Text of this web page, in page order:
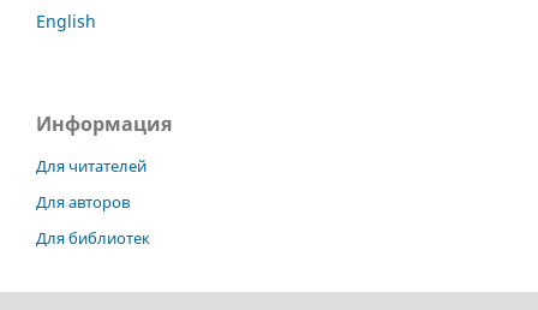
English
Информация
Для читателей
Для авторов
Для библиотек